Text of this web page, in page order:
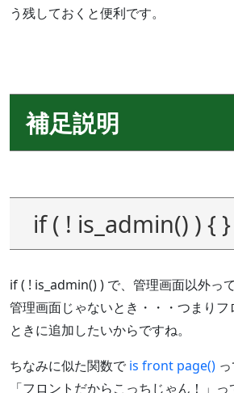
う残しておくと便利です。
補足説明
if ( ! is_admin() ) { }
if ( ! is_admin() ) で、管理画面以外って
管理画面じゃないとき・・・つまり
ときに追加したいからですね。
ちなみに似た関数で is front page()
「フロントだからこっちじゃん！」